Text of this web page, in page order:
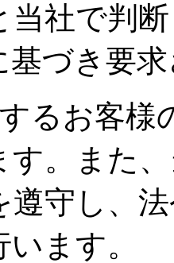
当社で判
基づき要
るお客様
す。また
遵守し、
ます。